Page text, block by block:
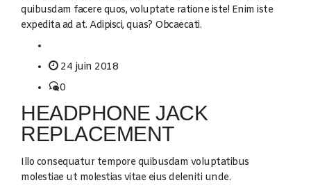
quibusdam facere quos, voluptate ratione iste! Enim iste
expedita ad at. Adipisci, quas? Obcaecati.
24 juin 2018
0
HEADPHONE JACK
REPLACEMENT
Illo consequatur tempore quibusdam voluptatibus
molestiae ut molestias vitae eius deleniti unde.